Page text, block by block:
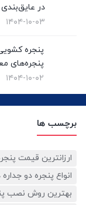
در عایق‌بندی
۱۴۰۴-۱۰-۰۳
پنجره
پنجره‌های
۱۴۰۴-۱۰-۰۲
برچسب ها
ارزانترین قیمت
انواع پنجره دو
بهترین روش نصب